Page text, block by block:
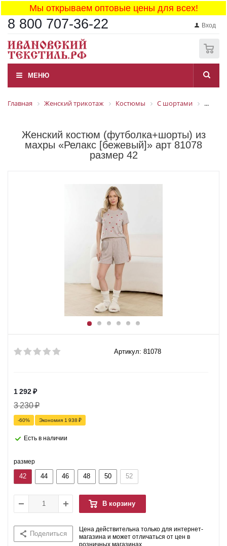
Мы открываем оптовые цены для всех!
8 800 707-36-22 Вход
МЕНЮ
Главная Женский трикотаж Костюмы С шортами ...
Женский костюм (футболка+шорты) из
махры «Релакс [бежевый]» арт 81078
размер 42
Артикул: 81078
1 292₽
3 230₽
-60% Экономия 1 938 ₽
Есть в наличии
размер
42 44 46 48 50 52
В корзину
Поделиться
Цена действительна только для интернет-
магазина и может отличаться от цен в
розничных магазинах